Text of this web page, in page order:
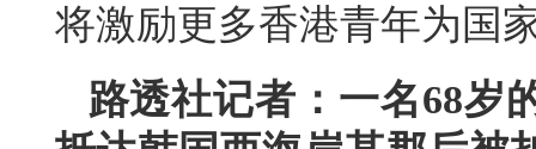
将激励更多香港青年为国
路透社记者：一名68岁